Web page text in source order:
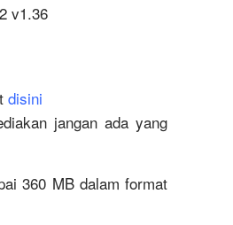
v1.36
disini
jangan ada yang
360 MB dalam format